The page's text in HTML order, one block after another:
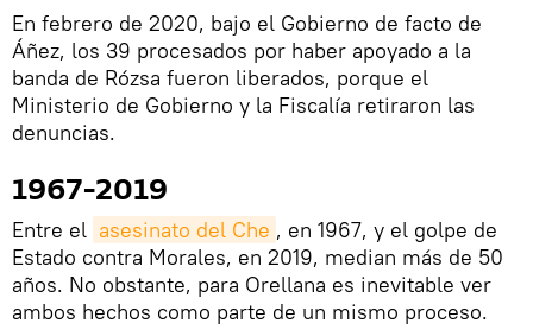
En febrero de 2020, bajo el Gobierno de facto de
Áñez, los 39 procesados por haber apoyado a la
banda de Rózsa fueron liberados, porque el
Ministerio de Gobierno y la Fiscalía retiraron las
denuncias.
1967-2019
Entre el asesinato del Che , en 1967, y el golpe de
Estado contra Morales, en 2019, median más de 50
años. No obstante, para Orellana es inevitable ver
ambos hechos como parte de un mismo proceso.